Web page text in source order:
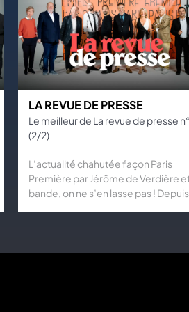
LA REVUE DE PRESSE
Le meilleur de La revue de presse
(2/2)
L’actualité chahutée façon Paris
Première par Jérôme de Verdière
bande, on ne s’en lasse pas !
l’actualité.